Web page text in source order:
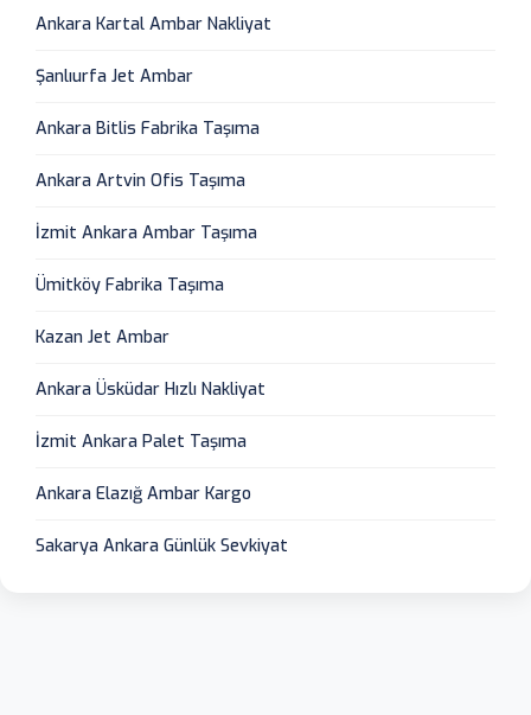
Ankara Kartal Ambar Nakliyat
Şanlıurfa Jet Ambar
Ankara Bitlis Fabrika Taşıma
Ankara Artvin Ofis Taşıma
İzmit Ankara Ambar Taşıma
Ümitköy Fabrika Taşıma
Kazan Jet Ambar
Ankara Üsküdar Hızlı Nakliyat
İzmit Ankara Palet Taşıma
Ankara Elazığ Ambar Kargo
Sakarya Ankara Günlük Sevkiyat